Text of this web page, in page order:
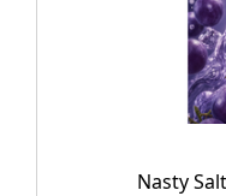
Nasty